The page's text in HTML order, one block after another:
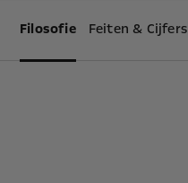
Filosofie Feiten & Cijfers